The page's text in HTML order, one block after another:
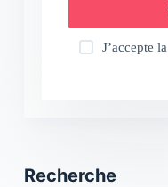
J’accepte la
Recherche